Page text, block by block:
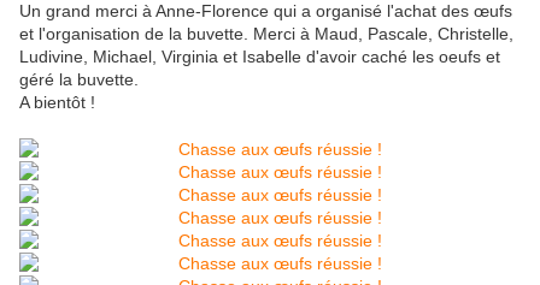
Un grand merci à Anne-Florence qui a organisé l'achat des œufs
et l'organisation de la buvette. Merci à Maud, Pascale, Christelle,
Ludivine, Michael, Virginia et Isabelle d'avoir caché les oeufs et
géré la buvette.
A bientôt !